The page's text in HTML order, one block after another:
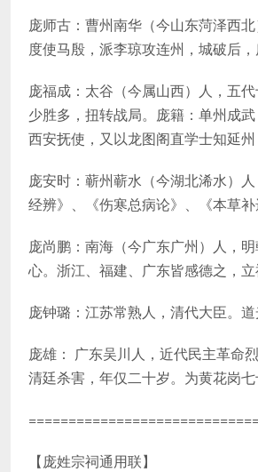
庞师古：曹州南华（今山东菏泽西
度使马殷，派李琼攻连州，城破后，
庞福成：太谷（今属山西）人，五
少胜多，扭转战局。庞籍：单州成
西安抚使，又以龙图阁直学士知延
庞安时：蕲州蕲水（今湖北浠水）
经辨》、《伤寒总病论》、《本草补
庞尚鹏：南海（今广东广州）人，
心。浙江、福建、广东皆感德之，立
庞钟璐：江苏常熟人，清代大臣。
庞雄： 广东吴川人，近代民主革命
清廷杀害，年仅二十岁。为黄花岗七
【庞姓宗祠通用联】